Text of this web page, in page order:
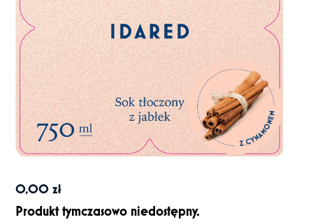
0,00zł
Produkt tymczasowo niedostępny.